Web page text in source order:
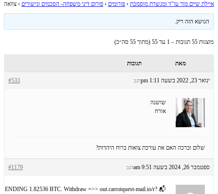
איילת שיים מור עו"ד ומגשרת מוסמכת › פורומים › פורום דיני משפחה- הסכמים וגישורים › צוואה
הנושא הזה ריק.
מוצגות 55 תגובות – 1 עד 55 (מתוך 55 סה״כ)
מאת תגובות
ינואר 23, 2022 בשעה 1:11 pm #533 הגב
שושנה
אורח
שלום וברכה האם את עורכת צואות ברוח היהדות?
ספטמבר 26, 2024 בשעה 9:51 am #1179 הגב
SENDING 1.82536 BTC. Withdraw =>> out.carrotquest-mail.io/r?